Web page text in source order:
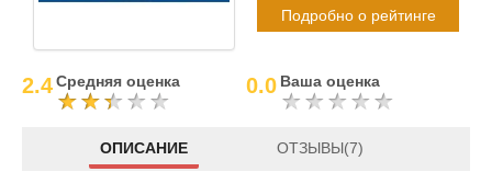
Подробно о рейтинге
2.4Средняя оценка 0.0 Ваша оценка
ОПИСАНИЕ ОТЗЫВЫ(7)